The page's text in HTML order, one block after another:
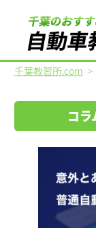
千葉教習所.com >
コ